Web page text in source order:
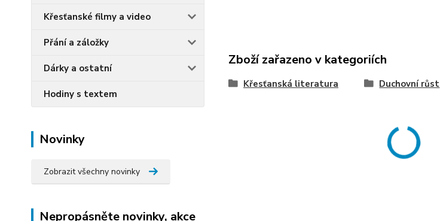
Křesťanské filmy a video
Přání a záložky
Dárky a ostatní
Hodiny s textem
Novinky
Zobrazit všechny novinky
Nepropásněte novinky, akce
Zboží zařazeno v kategoriích
Křesťanská literatura Duchovní růst